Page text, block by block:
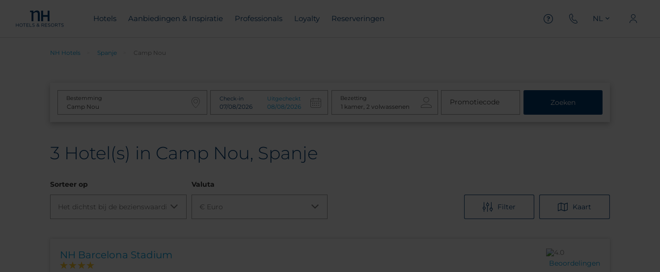
Hotels Aanbiedingen & Inspiratie Professionals Loyalty Reserveringen NL
NH Hotels Spanje Camp Nou
Bestemming Check-in Uitgecheckt Bezetting Promotiecode Zoeken
3 Hotel(s) in Camp Nou, Spanje
Sorteer op
Het dichtst bij de bezienswaardigheid
Valuta
€ Euro Filter Kaart
NH Barcelona Stadium
Beoordelingen